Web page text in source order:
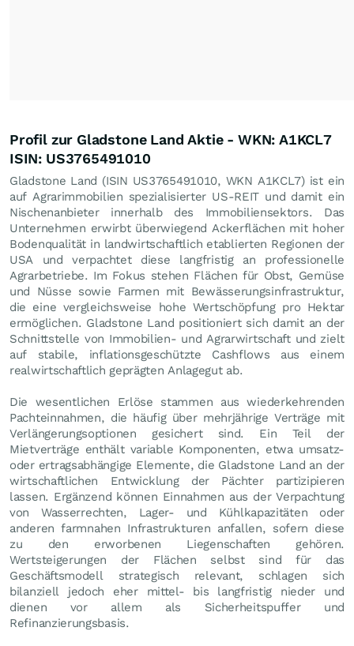
Profil zur Gladstone Land Aktie - WKN: A1KCL7
ISIN: US3765491010
Gladstone Land (ISIN US3765491010, WKN A1KCL7) ist ein
auf Agrarimmobilien spezialisierter US-REIT und damit ein
Nischenanbieter innerhalb des Immobiliensektors. Das
Unternehmen erwirbt überwiegend Ackerflächen mit hoher
Bodenqualität in landwirtschaftlich etablierten Regionen der
USA und verpachtet diese langfristig an professionelle
Agrarbetriebe. Im Fokus stehen Flächen für Obst, Gemüse
und Nüsse sowie Farmen mit Bewässerungsinfrastruktur,
die eine vergleichsweise hohe Wertschöpfung pro Hektar
ermöglichen. Gladstone Land positioniert sich damit an der
Schnittstelle von Immobilien- und Agrarwirtschaft und zielt
auf stabile, inflationsgeschützte Cashflows aus einem
realwirtschaftlich geprägten Anlagegut ab.
Die wesentlichen Erlöse stammen aus wiederkehrenden
Pachteinnahmen, die häufig über mehrjährige Verträge mit
Verlängerungsoptionen gesichert sind. Ein Teil der
Mietverträge enthält variable Komponenten, etwa umsatz-
oder ertragsabhängige Elemente, die Gladstone Land an der
wirtschaftlichen Entwicklung der Pächter partizipieren
lassen. Ergänzend können Einnahmen aus der Verpachtung
von Wasserrechten, Lager- und Kühlkapazitäten oder
anderen farmnahen Infrastrukturen anfallen, sofern diese
zu den erworbenen Liegenschaften gehören.
Wertsteigerungen der Flächen selbst sind für das
Geschäftsmodell strategisch relevant, schlagen sich
bilanziell jedoch eher mittel- bis langfristig nieder und
dienen vor allem als Sicherheitspuffer und
Refinanzierungsbasis.